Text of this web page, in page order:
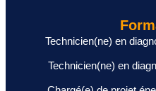
Technicien(ne) en
Technicien(ne) en